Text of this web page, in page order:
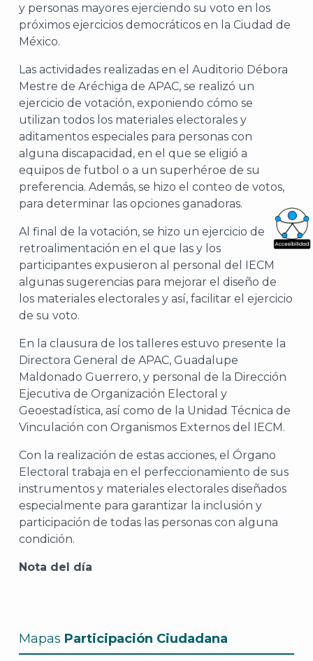
y personas mayores ejerciendo su voto en los
próximos ejercicios democráticos en la Ciudad de
México.
Las actividades realizadas en el Auditorio Débora
Mestre de Aréchiga de APAC, se realizó un
ejercicio de votación, exponiendo cómo se
utilizan todos los materiales electorales y
aditamentos especiales para personas con
alguna discapacidad, en el que se eligió a
equipos de futbol o a un superhéroe de su
preferencia. Además, se hizo el conteo de votos,
para determinar las opciones ganadoras.
Al final de la votación, se hizo un ejercicio de
retroalimentación en el que las y los
participantes expusieron al personal del IECM
algunas sugerencias para mejorar el diseño de
los materiales electorales y así, facilitar el ejercicio
de su voto.
En la clausura de los talleres estuvo presente la
Directora General de APAC, Guadalupe
Maldonado Guerrero, y personal de la Dirección
Ejecutiva de Organización Electoral y
Geoestadística, así como de la Unidad Técnica de
Vinculación con Organismos Externos del IECM.
Con la realización de estas acciones, el Órgano
Electoral trabaja en el perfeccionamiento de sus
instrumentos y materiales electorales diseñados
especialmente para garantizar la inclusión y
participación de todas las personas con alguna
condición.
Nota del día
Mapas Participación Ciudadana